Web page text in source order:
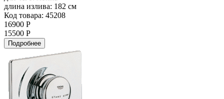
длина излива: 182 см
Код товара: 45208
16900 Р
15500 Р
Подробнее